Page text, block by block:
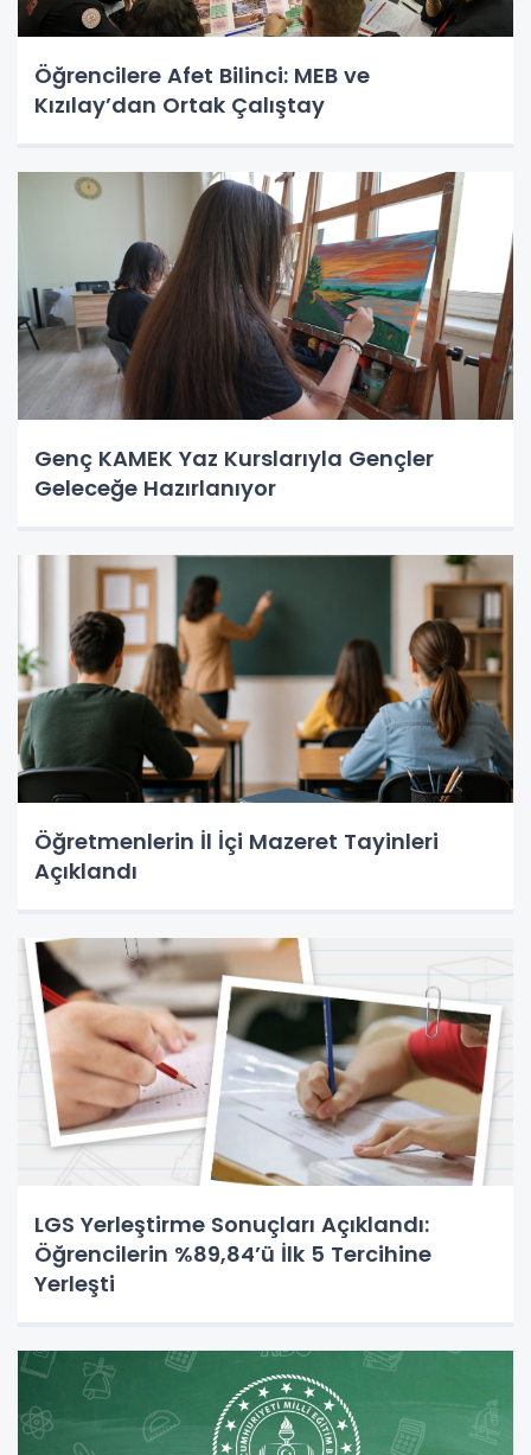
Öğrencilere Afet Bilinci: MEB ve
Kızılay’dan Ortak Çalıştay
Genç KAMEK Yaz Kurslarıyla Gençler
Geleceğe Hazırlanıyor
Öğretmenlerin İl İçi Mazeret Tayinleri
Açıklandı
LGS Yerleştirme Sonuçları Açıklandı:
Öğrencilerin %89,84’ü İlk 5 Tercihine
Yerleşti